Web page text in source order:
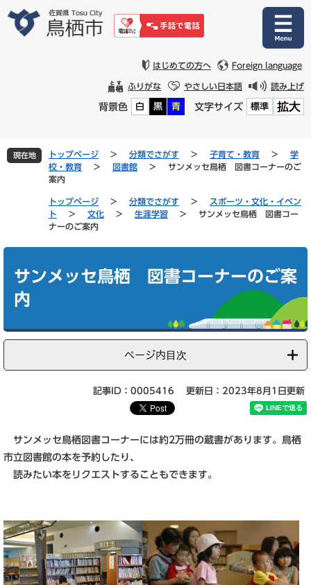
文
はじめての方へ Foreign language
ふりがな やさしい日本語 読み上げ
背景色 白 黒 青 文字サイズ 標準 拡大
現在地 トップページ > 分類でさがす > 子育て・教育 >
学
校・教育
> 図書館 >
サンメッセ鳥栖 図書コーナーのご
案内
トップページ > 分類でさがす >
スポーツ・文化・イベン
ト
> 文化 > 生涯学習 >
サンメッセ鳥栖 図書コー
ナーのご案内
サンメッセ鳥栖 図書コーナーのご案
内
ページ内目次
記事ID：0005416 更新日：2023年8月1日更新
サンメッセ鳥栖図書コーナーには約2万冊の蔵書があります。鳥栖
市立図書館の本を予約したり、
読みたい本をリクエストすることもできます。